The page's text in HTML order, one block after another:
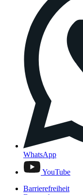
WhatsApp
YouTube
Barrierefreiheit